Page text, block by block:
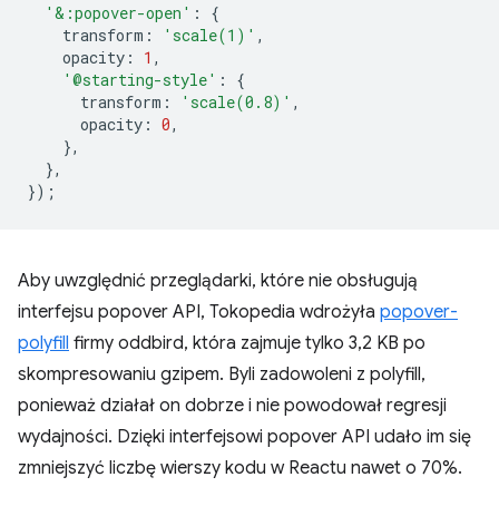
'&:popover-open' :
{
transform : 'scale(1)' ,
opacity : 1 ,
'@starting-style' :
{
transform : 'scale(0.8)' ,
opacity : 0,
},
},
});
Aby uwzględnić przeglądarki, które nie obsługują
interfejsu popover API, Tokopedia wdrożyła popover-
polyfill firmy oddbird, która zajmuje tylko 3,2 KB po
skompresowaniu gzipem. Byli zadowoleni z polyfill,
ponieważ działał on dobrze i nie powodował regresji
wydajności. Dzięki interfejsowi popover API udało im się
zmniejszyć liczbę wierszy kodu w Reactu nawet o 70%.